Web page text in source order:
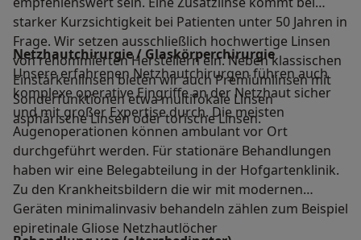
starker Kurzsichtigkeit bei Patienten unter 50 Jahren in
Frage. Wir setzen ausschließlich hochwertige Linsen
von renommierten Herstellern ein. Neben klassischen
Einstärkenlinsen bieten wir auch Premiumlinsen mit
Sonderfunktionen etwa multifokale Linsen
asphärische Linsen oder torische Linsen.
Netzhautchirurgie / Glaskörperchirurgie
Unsere erfahrenen Netzhautchirurgen führen auch
komplexe operative Eingriffe an der Netzhaut sicher
und mit großer Expertise durch. Die meisten
Augenoperationen können ambulant vor Ort
durchgeführt werden. Für stationäre Behandlungen
haben wir eine Belegabteilung in der Hofgartenklinik.
Zu den Krankheitsbildern die wir mit modernen
Geräten minimalinvasiv behandeln zählen zum Beispiel
epiretinale Gliose Netzhautlöcher